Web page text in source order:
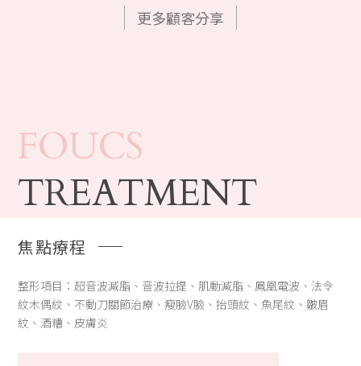
更多顧客分享
FOUCS
TREATMENT
焦點療程
整形項目：超音波減脂、音波拉提、肌動減脂、鳳凰電波、法令
紋木偶紋、不動刀關節治療、瘦臉V臉、抬頭紋、魚尾紋、皺眉
紋、酒糟、皮膚炎